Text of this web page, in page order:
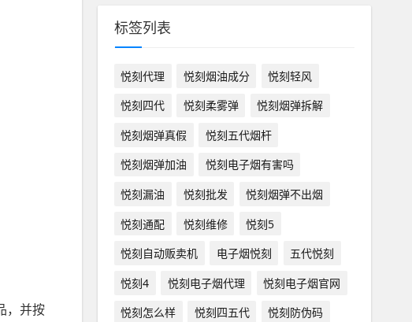
，并按
标签列表
悦刻代理 悦刻烟油成分
悦刻轻风
悦刻四代
悦刻柔雾弹
悦刻烟弹拆解
悦刻烟弹真假
悦刻五代烟杆
悦刻烟弹加油
悦刻电子烟有害吗
悦刻漏油
悦刻批发
悦刻烟弹不出烟
悦刻通配
悦刻维修
悦刻5
悦刻自动贩卖机
电子烟悦刻
五代悦刻
悦刻4
悦刻电子烟代理
悦刻电子烟官网
悦刻怎么样
悦刻四五代
悦刻防伪码